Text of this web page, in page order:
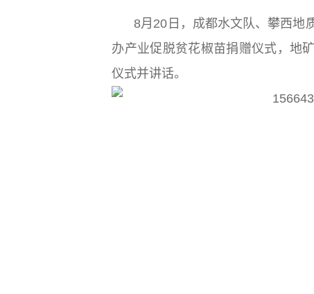
8月20日，成都水文队、攀西地
办产业促脱贫花椒苗捐赠仪式，地
仪式并讲话。